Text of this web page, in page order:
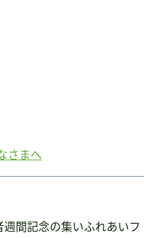
さまへ
間記念の集いふれあいフ